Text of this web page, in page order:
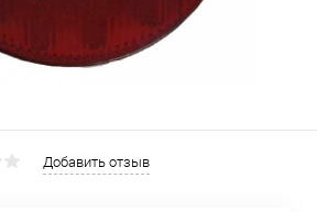
Добавить отзыв